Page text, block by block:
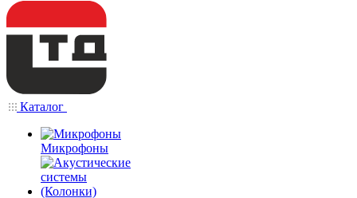
Каталог
Микрофоны